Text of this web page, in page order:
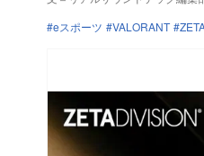
eスポーツ
VALORANT